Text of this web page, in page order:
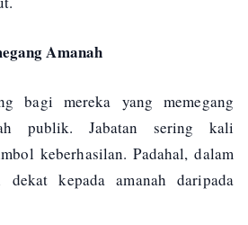
Amanah
bagi mereka yang memegang
publik. Jabatan sering kali
keberhasilan. Padahal, dalam
kepada amanah daripada